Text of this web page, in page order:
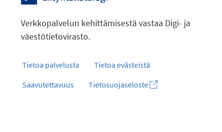
Verkkopalvelun kehittämisestä vastaa Digi- ja
väestötietovirasto.
Tietoa palvelusta
Tietoa evästeistä
Saavutettavuus
Tietosuojaseloste